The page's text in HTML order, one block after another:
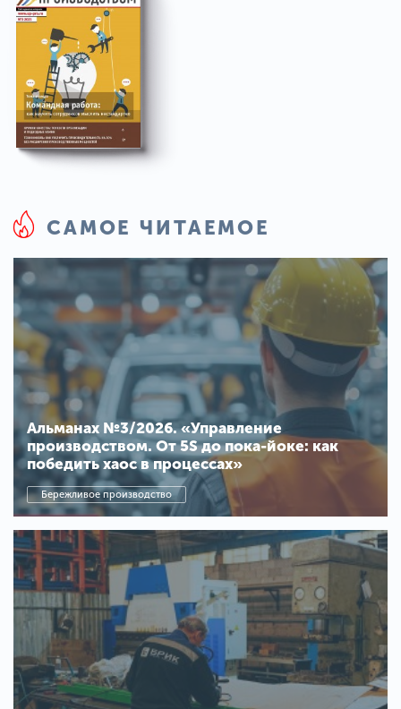
САМОЕ ЧИТАЕМОЕ
Альманах №3/2026. «Управление
производством. От 5S до пока-йоке: как
победить хаос в процессах»
Бережливое производство